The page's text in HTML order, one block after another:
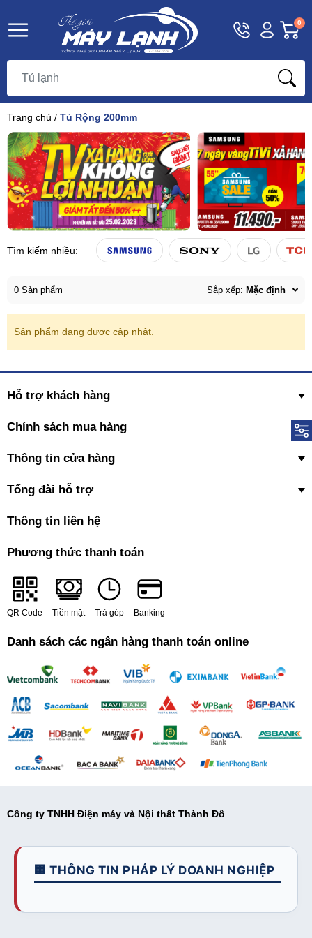
Hotline
1800
Tài
khoản
Khách
0
Trang chủ / Tủ Rộng 200mm
Tìm kiếm nhiều:
0 Sản phẩm Sắp xếp: Mặc định
Sản phẩm đang được cập nhật.
Hỗ trợ khách hàng
Chính sách mua hàng
Thông tin cửa hàng
Tổng đài hỗ trợ
Thông tin liên hệ
Phương thức thanh toán
QR Code Tiền mặt Trả góp Banking
Danh sách các ngân hàng thanh toán online
Công ty TNHH Điện máy và Nội thất Thành Đô
🏢 THÔNG TIN PHÁP LÝ DOANH NGHIỆP